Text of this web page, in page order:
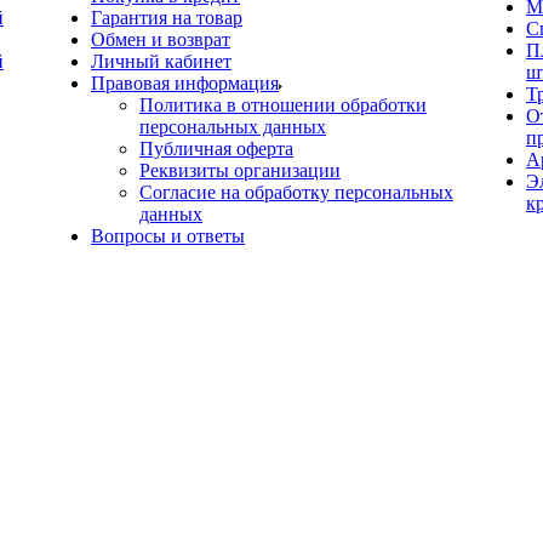
Гарантия на товар
Обмен и возврат
Личный кабинет
Правовая информация
Политика в отношении обработки
персональных данных
Публичная оферта
Реквизиты организации
Согласие на обработку персональных
данных
Вопросы и ответы